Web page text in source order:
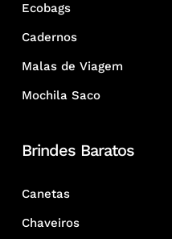
Ecobags
Cadernos
Malas de Viagem
Mochila Saco
Brindes Baratos
Canetas
Chaveiros